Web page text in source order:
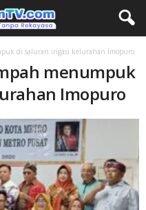
di saluran irigasi kelurahan Imopuro
menumpuk
Imopuro